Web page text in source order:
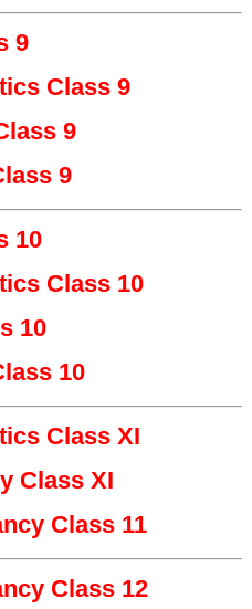
9
Class 9
9
9
10
Class 10
10
10
Class XI
Class XI
Class 11
Class 12